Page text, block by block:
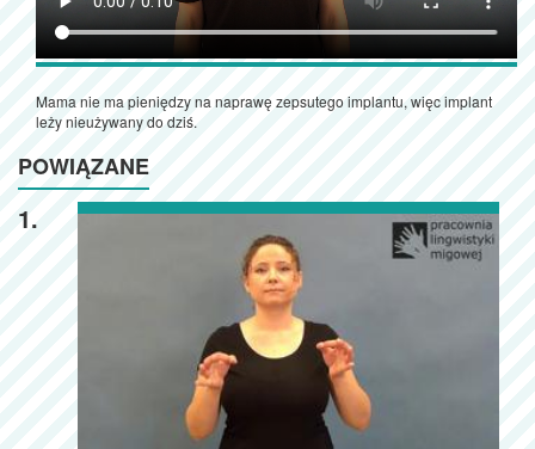
Mama nie ma pieniędzy na naprawę zepsutego implantu, więc implant
leży nieużywany do dziś.
POWIĄZANE
1.